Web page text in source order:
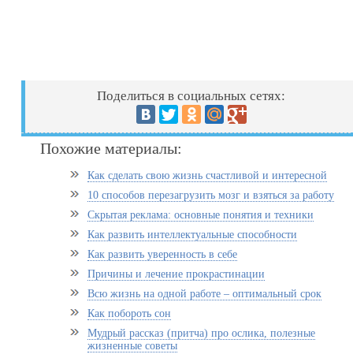
Поделиться в социальных сетях:
Похожие материалы:
Как сделать свою жизнь счастливой и интересной
10 способов перезагрузить мозг и взяться за работу
Скрытая реклама: основные понятия и техники
Как развить интеллектуальные способности
Как развить уверенность в себе
Причины и лечение прокрастинации
Всю жизнь на одной работе – оптимальный срок
Как побороть сон
Мудрый рассказ (притча) про ослика, полезные
жизненные советы